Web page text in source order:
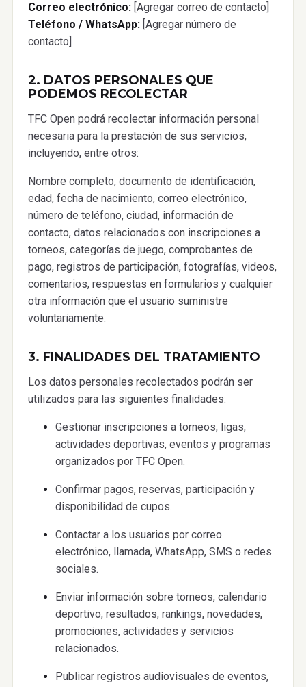
Correo electrónico: [Agregar correo de contacto]
Teléfono / WhatsApp: [Agregar número de
contacto]
2. DATOS PERSONALES QUE
PODEMOS RECOLECTAR
TFC Open podrá recolectar información personal
necesaria para la prestación de sus servicios,
incluyendo, entre otros:
Nombre completo, documento de identificación,
edad, fecha de nacimiento, correo electrónico,
número de teléfono, ciudad, información de
contacto, datos relacionados con inscripciones a
torneos, categorías de juego, comprobantes de
pago, registros de participación, fotografías, videos,
comentarios, respuestas en formularios y cualquier
otra información que el usuario suministre
voluntariamente.
3. FINALIDADES DEL TRATAMIENTO
Los datos personales recolectados podrán ser
utilizados para las siguientes finalidades:
Gestionar inscripciones a torneos, ligas,
actividades deportivas, eventos y programas
organizados por TFC Open.
Confirmar pagos, reservas, participación y
disponibilidad de cupos.
Contactar a los usuarios por correo
electrónico, llamada, WhatsApp, SMS o redes
sociales.
Enviar información sobre torneos, calendario
deportivo, resultados, rankings, novedades,
promociones, actividades y servicios
relacionados.
Publicar registros audiovisuales de eventos,